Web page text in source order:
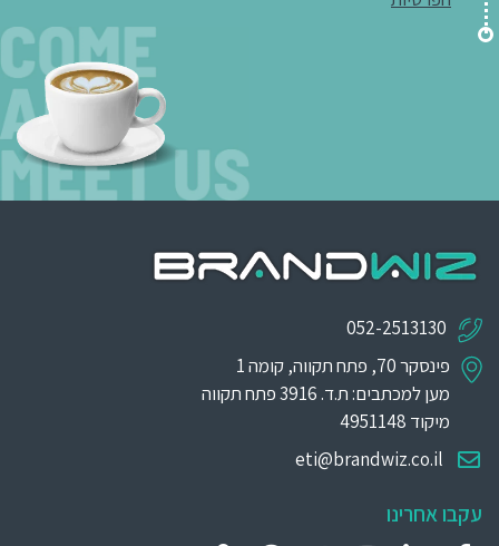
052-2513130
פינסקר 70, פתח תקווה, קומה 1
מען למכתבים: ת.ד. 3916 פתח תקווה
מיקוד 4951148
eti@brandwiz.co.il
עקבו אחרינו